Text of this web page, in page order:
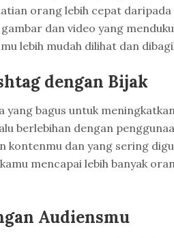
orang lebih cepat daripada
dan video yang
lebih mudah dilihat dan
dengan Bijak
yang bagus untuk
berlebihan dengan
kontenmu dan yang sering
mencapai lebih banyak
Audiensmu